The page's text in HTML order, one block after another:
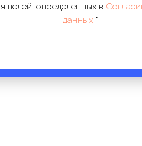
целей, определенных в
данных *